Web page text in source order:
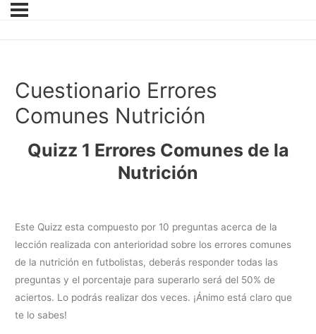
Cuestionario Errores
Comunes Nutrición
Quizz 1 Errores Comunes de la
Nutrición
Este Quizz esta compuesto por 10 preguntas acerca de la
lección realizada con anterioridad sobre los errores comunes
de la nutrición en futbolistas, deberás responder todas las
preguntas y el porcentaje para superarlo será del 50% de
aciertos. Lo podrás realizar dos veces. ¡Ánimo está claro que
te lo sabes!